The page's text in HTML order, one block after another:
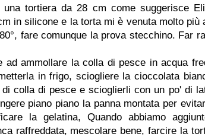
una tortiera da 28 cm come suggerisce
in silicone e la torta mi è venuta molto
fare comunque la prova stecchino. Far
ad ammollare la colla di pesce in acqua
in frigo, sciogliere la cioccolata
colla di pesce e scioglierli con un po' di
piano piano la panna montata per
la gelatina, Quando abbiamo
raffreddata, mescolare bene, farcire la